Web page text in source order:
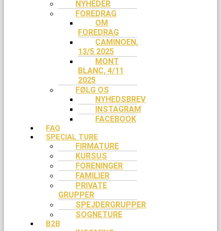
NYHEDER
FOREDRAG
OM
FOREDRAG
CAMINOEN,
13/5 2025
MONT
BLANC, 4/11
2025
FØLG OS
NYHEDSBREV
INSTAGRAM
FACEBOOK
FAQ
SPECIAL TURE
FIRMATURE
KURSUS
FORENINGER
FAMILIER
PRIVATE
GRUPPER
SPEJDERGRUPPER
SOGNETURE
B2B